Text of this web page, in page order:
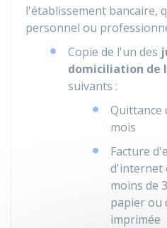
l'établissement bancaire,
personnel ou
Copie de l'un des
domiciliation de
suivants :
Quittance
mois
Facture
d'internet
moins de
papier ou
imprimée